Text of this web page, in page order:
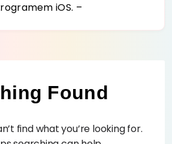
iOS. –
Found
find what you’re looking for.